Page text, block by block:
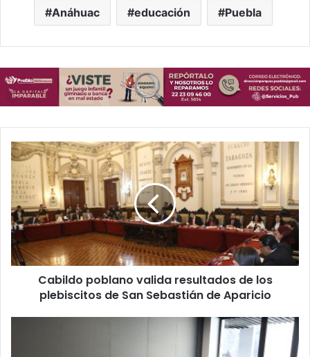
Anáhuac educación Puebla
C
a
b
i
l
d
o
p
o
Cabildo poblano valida resultados de los
plebiscitos de San Sebastián de Aparicio